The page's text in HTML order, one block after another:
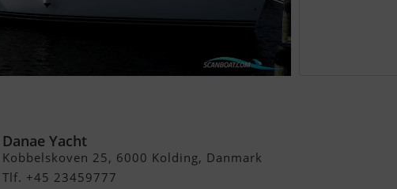
Danae Yacht
Kobbelskoven 25, 6000 Kolding, Danmark
Tlf. +45 23459777